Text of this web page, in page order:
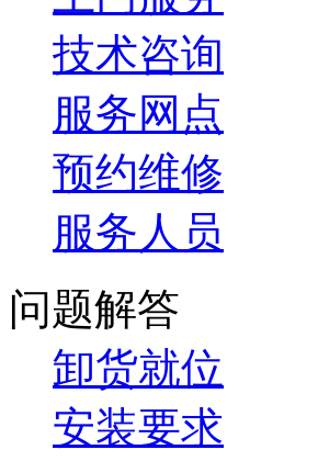
技术咨询
服务网点
预约维修
服务人员
问题解答
卸货就位
安装要求